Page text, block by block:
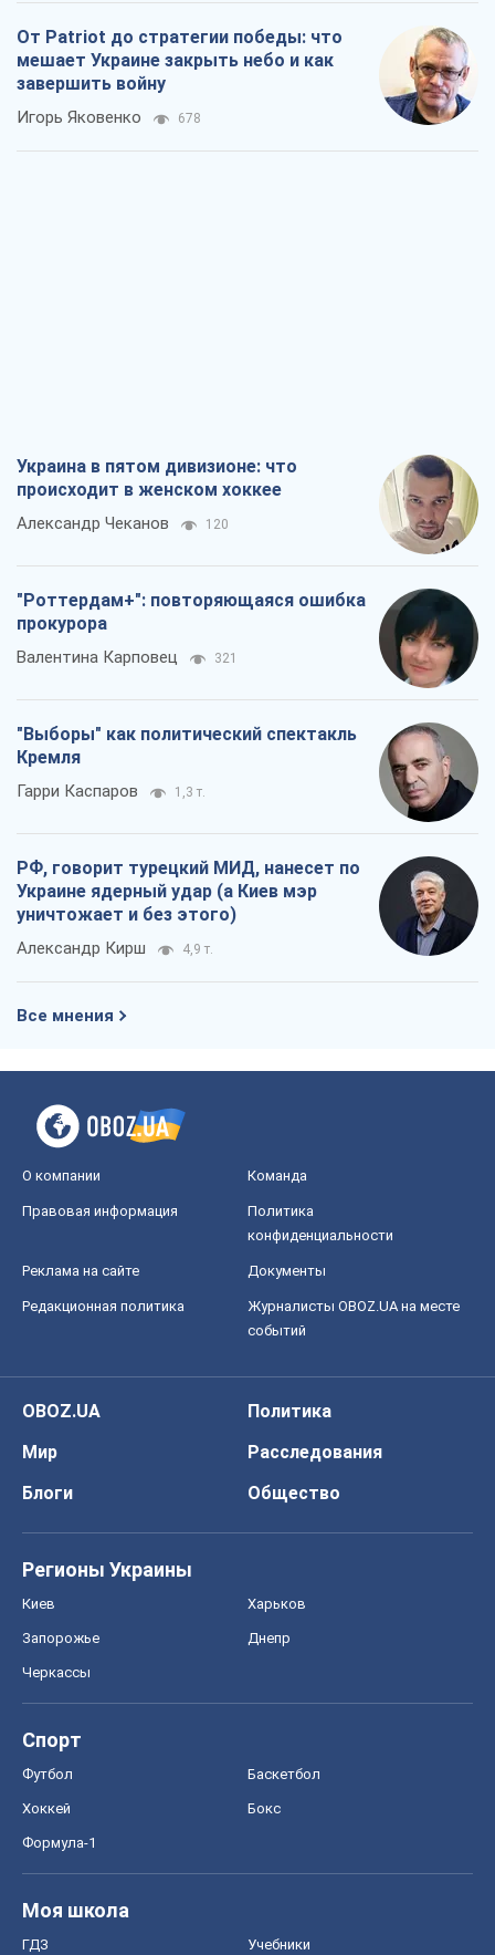
От Patriot до стратегии победы: что
мешает Украине закрыть небо и как
завершить войну
Игорь Яковенко 678
Украина в пятом дивизионе: что
происходит в женском хоккее
Александр Чеканов 120
"Роттердам+": повторяющаяся ошибка
прокурора
Валентина Карповец 321
"Выборы" как политический спектакль
Кремля
Гарри Каспаров 1,3 т.
РФ, говорит турецкий МИД, нанесет по
Украине ядерный удар (а Киев мэр
уничтожает и без этого)
Александр Кирш 4,9 т.
Все мнения
О компании Команда
Правовая информация
Политика
конфиденциальности
Реклама на сайте Документы
Редакционная политика
Журналисты OBOZ.UA на месте
событий
OBOZ.UA
Политика
Мир
Расследования
Блоги
Общество
Регионы Украины
Киев Харьков
Запорожье Днепр
Черкассы
Спорт
Футбол Баскетбол
Хоккей Бокс
Формула-1
Моя школа
ГДЗ Учебники